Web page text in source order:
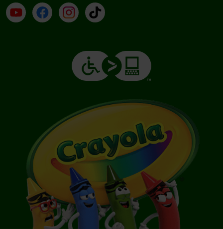
YouTube (en inglés)
Facebook (en inglés)
Instagram (en inglés)
TikTok